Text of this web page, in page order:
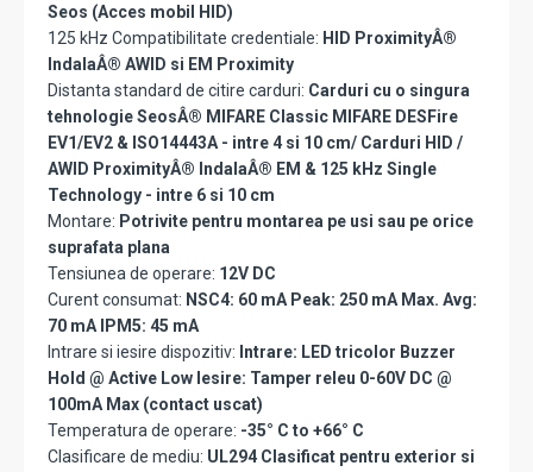
Seos (Acces mobil HID)
125 kHz Compatibilitate credentiale: HID ProximityÂ®
IndalaÂ® AWID si EM Proximity
Distanta standard de citire carduri: Carduri cu o singura
tehnologie SeosÂ® MIFARE Classic MIFARE DESFire
EV1/EV2 & ISO14443A - intre 4 si 10 cm/ Carduri HID /
AWID ProximityÂ® IndalaÂ® EM & 125 kHz Single
Technology - intre 6 si 10 cm
Montare: Potrivite pentru montarea pe usi sau pe orice
suprafata plana
Tensiunea de operare: 12V DC
Curent consumat: NSC4: 60 mA Peak: 250 mA Max. Avg:
70 mA IPM5: 45 mA
Intrare si iesire dispozitiv: Intrare: LED tricolor Buzzer
Hold @ Active Low Iesire: Tamper releu 0-60V DC @
100mA Max (contact uscat)
Temperatura de operare: -35° C to +66° C
Clasificare de mediu: UL294 Clasificat pentru exterior si